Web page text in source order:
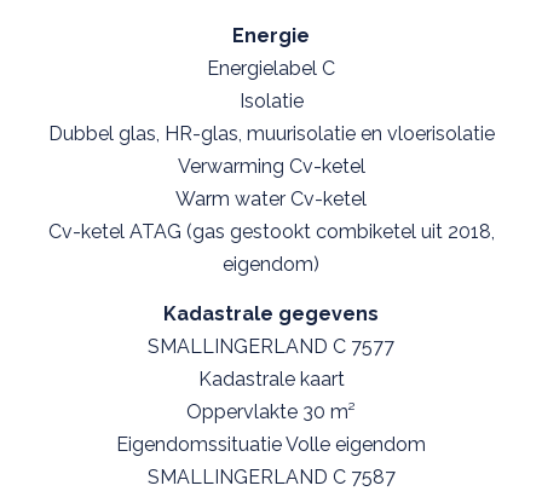
Energie
Energielabel C
Isolatie
Dubbel glas, HR-glas, muurisolatie en vloerisolatie
Verwarming Cv-ketel
Warm water Cv-ketel
Cv-ketel ATAG (gas gestookt combiketel uit 2018,
eigendom)
Kadastrale gegevens
SMALLINGERLAND C 7577
Kadastrale kaart
Oppervlakte 30 m²
Eigendomssituatie Volle eigendom
SMALLINGERLAND C 7587